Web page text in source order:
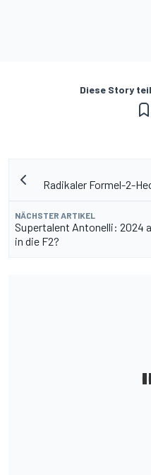
Diese Story
Radikaler Formel-2-
NÄCHSTER ARTIKEL
Supertalent Antonelli: 2024
in die F2?